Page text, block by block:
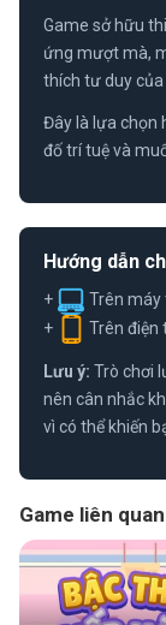
Game sở hữu
ứng mượt mà,
thích tư duy
Đây là lựa chọn
đố trí tuệ và
Hướng dẫn
+ Trên máy
+
Trên điện
Lưu ý: Trò chơi
nên cân nhắc
vì có thể khiến
Game liên quan